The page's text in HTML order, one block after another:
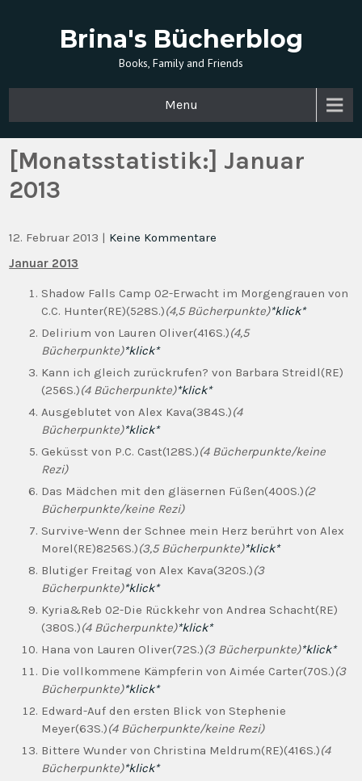
Brina's Bücherblog
Books, Family and Friends
Menu
[Monatsstatistik:] Januar
2013
12. Februar 2013 | Keine Kommentare
Januar 2013
Shadow Falls Camp 02-Erwacht im Morgengrauen von
C.C. Hunter(RE)(528S.)(4,5 Bücherpunkte)*klick*
Delirium von Lauren Oliver(416S.)(4,5
Bücherpunkte)*klick*
Kann ich gleich zurückrufen? von Barbara Streidl(RE)
(256S.)(4 Bücherpunkte)*klick*
Ausgeblutet von Alex Kava(384S.)(4
Bücherpunkte)*klick*
Geküsst von P.C. Cast(128S.)(4 Bücherpunkte/keine
Rezi)
Das Mädchen mit den gläsernen Füßen(400S.)(2
Bücherpunkte/keine Rezi)
Survive-Wenn der Schnee mein Herz berührt von Alex
Morel(RE)8256S.)(3,5 Bücherpunkte)*klick*
Blutiger Freitag von Alex Kava(320S.)(3
Bücherpunkte)*klick*
Kyria&Reb 02-Die Rückkehr von Andrea Schacht(RE)
(380S.)(4 Bücherpunkte)*klick*
Hana von Lauren Oliver(72S.)(3 Bücherpunkte)*klick*
Die vollkommene Kämpferin von Aimée Carter(70S.)(3
Bücherpunkte)*klick*
Edward-Auf den ersten Blick von Stephenie
Meyer(63S.)(4 Bücherpunkte/keine Rezi)
Bittere Wunder von Christina Meldrum(RE)(416S.)(4
Bücherpunkte)*klick*